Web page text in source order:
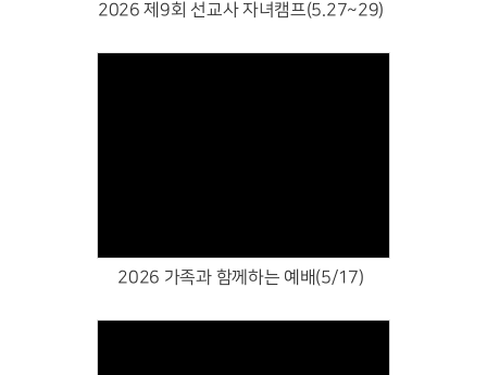
2026 제9회 선교사 자녀캠프(5.27~29)
2026 가족과 함께하는 예배(5/17)